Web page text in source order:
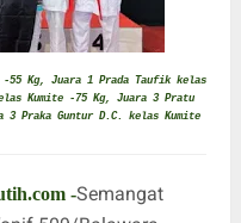
55 Kg, Juara 1 Prada Taufik kelas
Kumite -75 Kg, Juara 3 Pratu
3 Praka Guntur D.C. kelas Kumite
-Semangat